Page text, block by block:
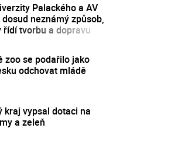
Palackého a AV
neznámý způsob,
řídí tvorbu a dopravu
zoo se podařilo jako
odchovat mládě
kraj vypsal dotaci na
a zeleň